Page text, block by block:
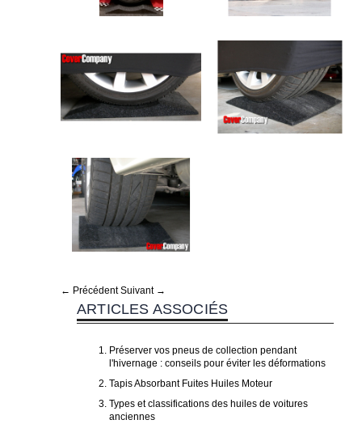
← Précédent Suivant →
ARTICLES ASSOCIÉS
Préserver vos pneus de collection pendant
l'hivernage : conseils pour éviter les déformations
Tapis Absorbant Fuites Huiles Moteur
Types et classifications des huiles de voitures
anciennes